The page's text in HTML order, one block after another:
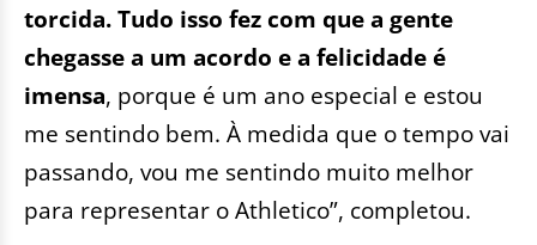
torcida. Tudo isso fez com que a gente
chegasse a um acordo e a felicidade é
imensa, porque é um ano especial e estou
me sentindo bem. À medida que o tempo vai
passando, vou me sentindo muito melhor
para representar o Athletico”, completou.